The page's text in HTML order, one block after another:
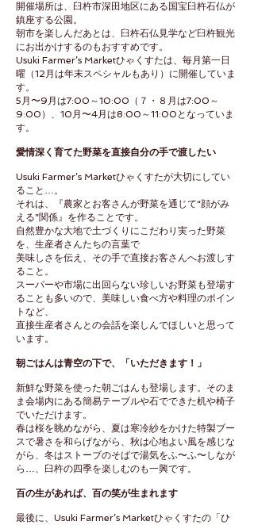
開催場所は、臼杵市深田地区にある国宝臼杵石仏が
鎮座する公園。
朝市を楽しんだあとは、臼杵石仏見学など臼杵観光
にお出かけするのもおすすめです。
Usuki Farmer’s Marketひゃくすたは、毎月第一日
曜（12月は年末スペシャルもあり）に開催していま
す。
5月〜9月は7:00～10:00（７・８月は7:00～
9:00）、10月〜4月は8:00～11:00となっていま
す。
愛情深く育てた野菜を直接自分の手で渡したい
Usuki Farmer’s Marketひゃくすたが大切にしてい
ること…。
それは、『農家とお客さんが野菜を通じて“顔がみ
える”関係』を作ることです。
自然豊かな大地で土づくりにこだわり実った野菜
を、生産者さんたちの言葉で
美味しさを伝え、その手で直接お客さんへお渡しす
ること。
スーパーや市場に出回らない珍しいお野菜も登場す
ることも多いので、美味しい食べ方や料理のポイン
トなど、
直接生産者さんとの会話を楽しんでほしいと思って
います。
朝ごはんは青空の下で、「いただきます！」
新鮮な野菜を使った朝ごはんも登場します。そのま
ま会場内にある簡易テーブルや石でできた机や椅子
でいただけます。
春は桜を眺めながら、夏は寒冷紗をかけた特製ブー
スで暑さを和らげながら、秋は心地よい風を感じな
がら、冬はストーブのそばで湯気をふ〜ふ〜しなが
ら…、臼杵の四季を楽しむのも一興です。
百の生があれば、百の笑が生まれます
最後に、Usuki Farmer’s Marketひゃくすたの「ひ